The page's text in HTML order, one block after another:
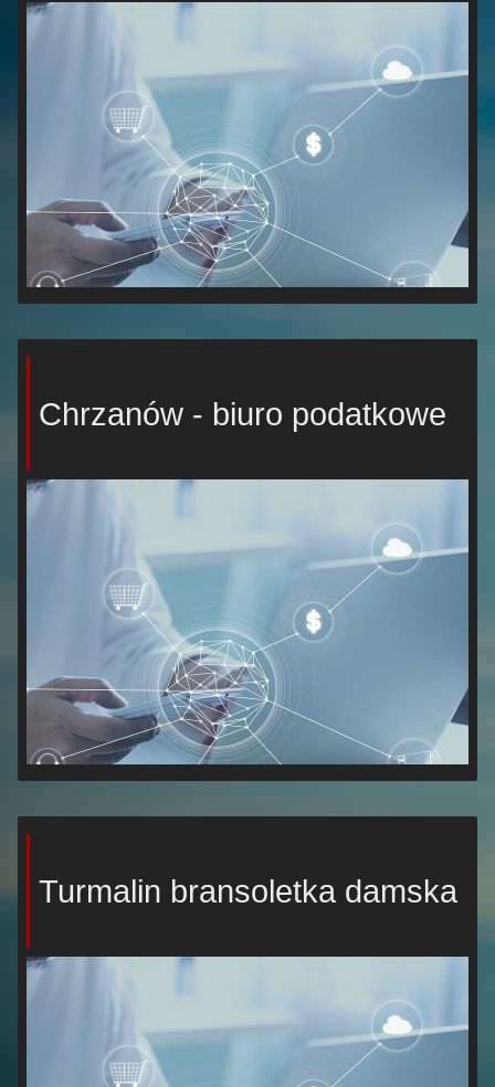
Chrzanów - biuro podatkowe
Turmalin bransoletka damska